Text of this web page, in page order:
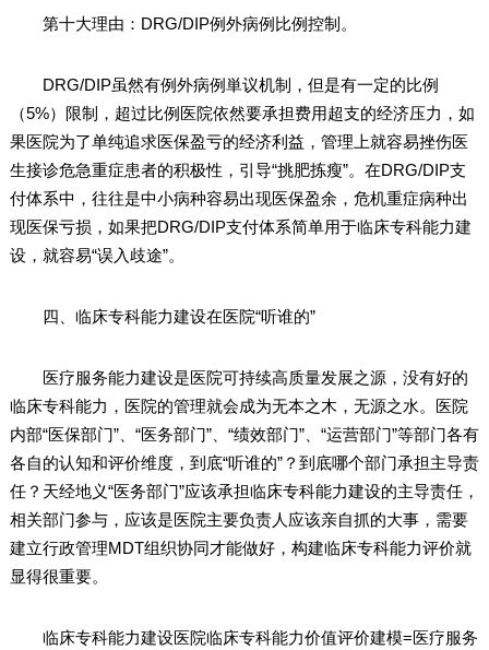
第十大理由：DRG/DIP例外病例比例控制。
DRG/DIP虽然有例外病例単议机制，但是有一定的比例
（5%）限制，超过比例医院依然要承担费用超支的经济压力，如
果医院为了单纯追求医保盈亏的经济利益，管理上就容易挫伤医
生接诊危急重症患者的积极性，引导“挑肥拣瘦”。在DRG/DIP支
付体系中，往往是中小病种容易出现医保盈余，危机重症病种出
现医保亏损，如果把DRG/DIP支付体系简单用于临床专科能力建
设，就容易“误入歧途”。
四、临床专科能力建设在医院“听谁的”
医疗服务能力建设是医院可持续高质量发展之源，没有好的
临床专科能力，医院的管理就会成为无本之木，无源之水。医院
内部“医保部门”、“医务部门”、“绩效部门”、“运营部门”等部门各有
各自的认知和评价维度，到底“听谁的”？到底哪个部门承担主导责
任？天经地义“医务部门”应该承担临床专科能力建设的主导责任，
相关部门参与，应该是医院主要负责人应该亲自抓的大事，需要
建立行政管理MDT组织协同才能做好，构建临床专科能力评价就
显得很重要。
临床专科能力建设医院临床专科能力价值评价建模=医疗服务